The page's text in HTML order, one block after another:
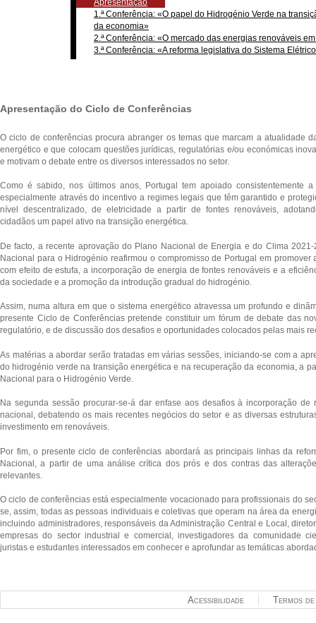
1.ª Conferência: «O papel do Hidrogénio Verde na
da economia»
2.ª Conferência: «O mercado das energias renováveis
3.ª Conferência: «A reforma legislativa do Sistema
Apresentação do Ciclo de Conferências
O ciclo de conferências procura abranger os temas que marcam a atualidade
energético e que colocam questões jurídicas, regulatórias e/ou económicas
e motivam o debate entre os diversos interessados no setor.
Como é sabido, nos últimos anos, Portugal tem apoiado consistentemente
especialmente através do incentivo a regimes legais que têm garantido e
nível descentralizado, de eletricidade a partir de fontes renováveis,
cidadãos um papel ativo na transição energética.
De facto, a recente aprovação do Plano Nacional de Energia e do Clima
Nacional para o Hidrogénio reafirmou o compromisso de Portugal em promover
com efeito de estufa, a incorporação de energia de fontes renováveis e a
da sociedade e a promoção da introdução gradual do hidrogénio.
Assim, numa altura em que o sistema energético atravessa um profundo e
presente Ciclo de Conferências pretende constituir um fórum de debate das
regulatório, e de discussão dos desafios e oportunidades colocados pelas mais
As‎ matérias a abordar serão tratadas em várias sessões, iniciando-se com a
do hidrogénio verde na transição energética e na recuperação da economia, a
Nacional para o Hidrogénio Verde.
Na segunda sessão procurar-se-á dar enfase aos desafios à incorporação de
nacional, debatendo os mais recentes negócios do setor e as diversas
investimento em renováveis.
Por fim, o presente ciclo de conferências abordará as principais linhas da
Nacional, a partir de uma análise crítica dos prós e dos contras das
relevantes.
O ciclo de conferências está especialmente vocacionado para profissionais do
se, assim, todas as pessoas individuais e coletivas que operam na área da
incluindo administradores, responsáveis da Administração Central e Local,
empresas do sector industrial e comercial, investigadores da comunidade
juristas e estudantes interessados em conhecer e aprofundar as temáticas
Termos
Acessibilidade